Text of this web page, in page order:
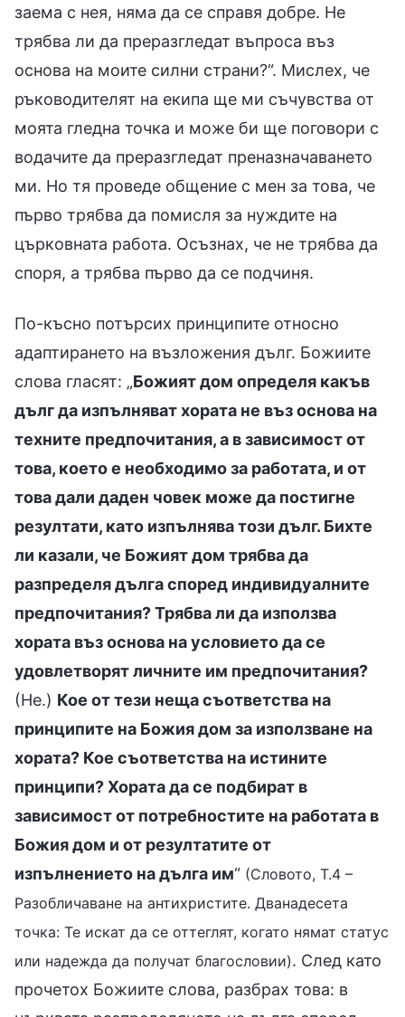
заема с нея, няма да се справя добре. Не
трябва ли да преразгледат въпроса въз
основа на моите силни страни?“. Мислех, че
ръководителят на екипа ще ми съчувства от
моята гледна точка и може би ще поговори с
водачите да преразгледат преназначаването
ми. Но тя проведе общение с мен за това, че
първо трябва да помисля за нуждите на
църковната работа. Осъзнах, че не трябва да
споря, а трябва първо да се подчиня.
По-късно потърсих принципите относно
адаптирането на възложения дълг. Божиите
слова гласят: „Божият дом определя какъв
дълг да изпълняват хората не въз основа на
техните предпочитания, а в зависимост от
това, което е необходимо за работата, и от
това дали даден човек може да постигне
резултати, като изпълнява този дълг. Бихте
ли казали, че Божият дом трябва да
разпределя дълга според индивидуалните
предпочитания? Трябва ли да използва
хората въз основа на условието да се
удовлетворят личните им предпочитания?
(Не.) Кое от тези неща съответства на
принципите на Божия дом за използване на
хората? Кое съответства на истините
принципи? Хората да се подбират в
зависимост от потребностите на работата в
Божия дом и от резултатите от
изпълнението на дълга им“ (Словото, Т.4 –
Разобличаване на антихристите. Дванадесета
точка: Те искат да се оттеглят, когато нямат статус
или надежда да получат благословии). След като
прочетох Божиите слова, разбрах това: в